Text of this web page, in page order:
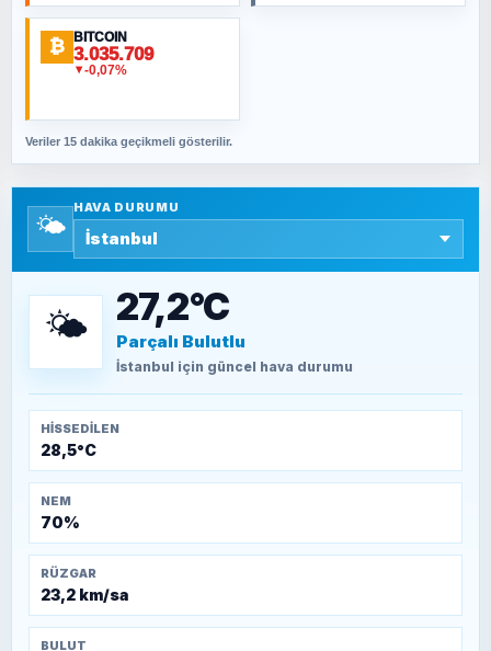
ORHAN KILIÇOĞLU
Fahişeye beyinli bir müstevli alçağına
SAVAŞ ŞAHİN
SEYFULLAH ÇİÇEK
TEOMAN ALPASLAN
Kütahya-Eskişehir Muharebeleri (10-24
₿ BITCOIN
3.035.709
▼-0,07%
Veriler 15 dakika geçikmeli gösterilir.
🌤️
HAVA DURUMU
🌤️ 27,2°C
Parçalı Bulutlu
İstanbul için güncel hava durumu
HISSEDILEN
28,5°C
NEM
70%
RÜZGAR
23,2 km/sa
BULUT